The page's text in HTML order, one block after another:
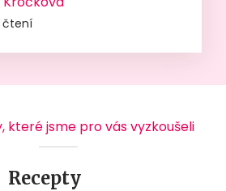
čtení
které jsme pro vás vyzkoušeli
Recepty